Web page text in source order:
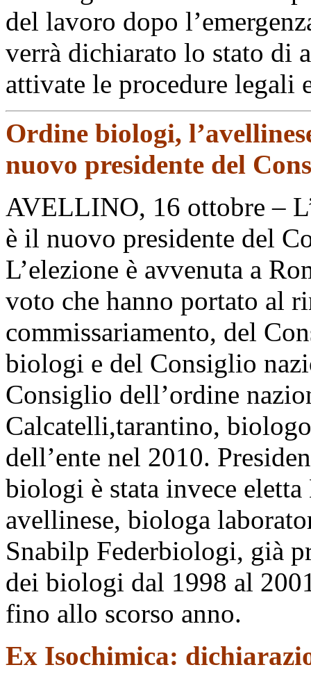
del lavoro dopo
verrà dichiarato lo stato di
attivate le procedure legali
Ordine biologi,
nuovo presidente del
AVELLINO, 16 ottobre –
è il nuovo presidente del
L’elezione è avvenuta a
voto che hanno portato al
commissariamento, del
biologi e del Consiglio
Consiglio dell’ordine
Calcatelli,tarantino,
dell’ente nel 2010.
biologi è stata invece
avellinese, biologa
Snabilp Federbiologi, già
dei biologi dal 1998 al
fino allo scorso anno.
Ex Isochimica: